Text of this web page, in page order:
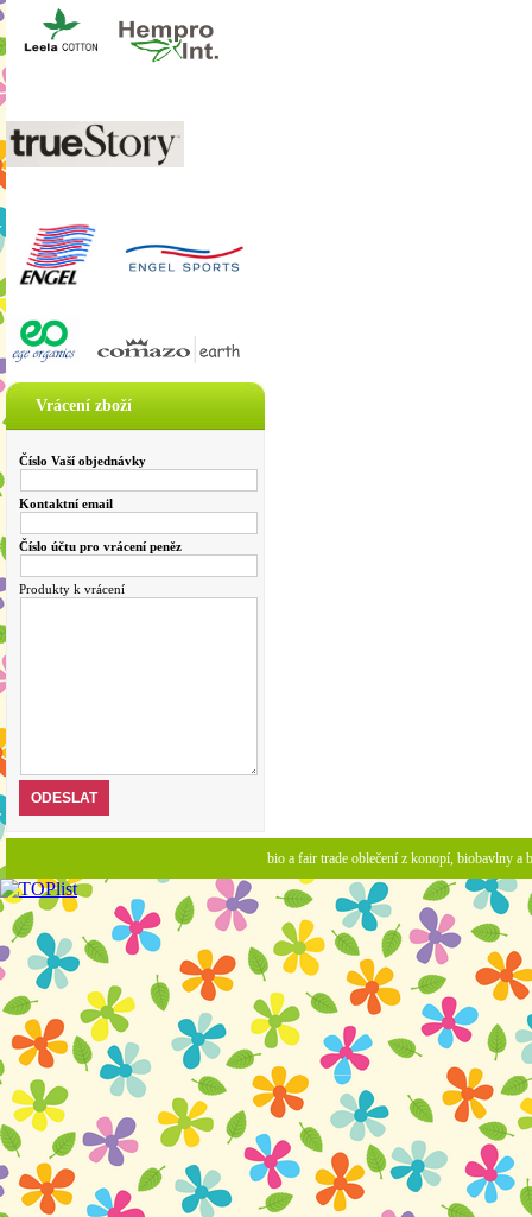
Vrácení zboží
Číslo Vaší objednávky
Kontaktní email
Číslo účtu pro vrácení peněz
Produkty k vrácení
bio a fair trade oblečení z konopí, biobavlny a